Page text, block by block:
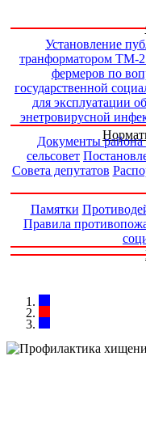
Установление
транформатором ТМ-
фермеров по
государственной
для эксплуатации
энетровирусной
Документы района
сельсовет
Совета депутатов
Памятки
Правила